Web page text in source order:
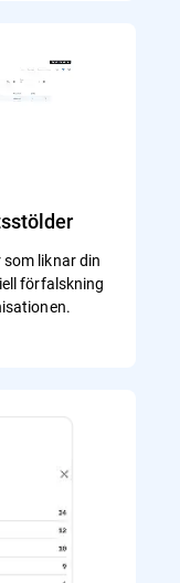
liknar din
förfalskning